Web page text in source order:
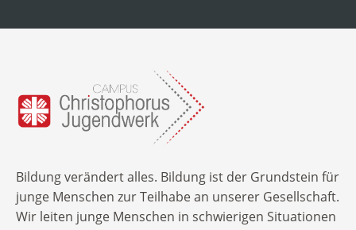
Bildung verändert alles. Bildung ist der Grundstein für
junge Menschen zur Teilhabe an unserer Gesellschaft.
Wir leiten junge Menschen in schwierigen Situationen